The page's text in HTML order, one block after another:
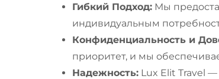
Гибкий Подход: Мы
индивидуальным
Конфиденциальность и
приоритет, и мы
Надежность: Lux Elit Travel